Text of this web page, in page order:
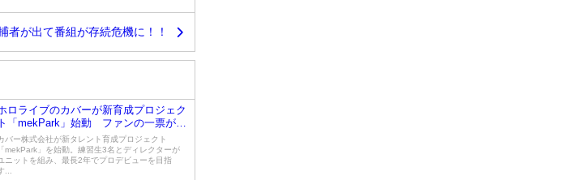
者が出て番組が存続危機に！！
ロライブのカバーが新育成プロジェク
ト「mekPark」始動 ファンの一票が運
を変える前例なき挑戦
バー株式会社が新タレント育成プロジェクト
「mekPark」を始動。練習生3名とディレクターが
ニットを組み、最長2年でプロデビューを目指
...